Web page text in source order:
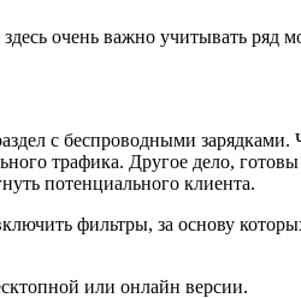
очень важно учитывать ряд
с беспроводными зарядками.
трафика. Другое дело,
потенциального клиента.
фильтры, за основу
или онлайн версии.